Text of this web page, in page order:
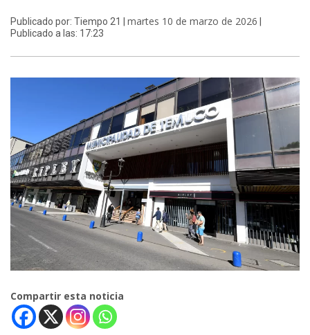
Publicado por: Tiempo 21 | martes 10 de marzo de 2026
Publicado a las: 17:23
Compartir esta noticia